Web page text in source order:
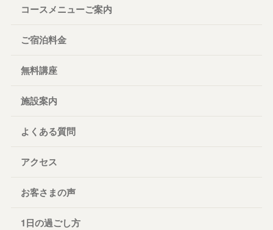
コースメニューご案内
ご宿泊料金
無料講座
施設案内
よくある質問
アクセス
お客さまの声
1日の過ごし方